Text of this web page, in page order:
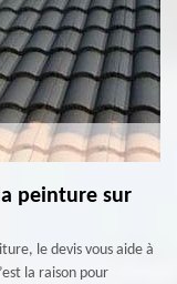
peinture sur
le devis vous aide à
la raison pour